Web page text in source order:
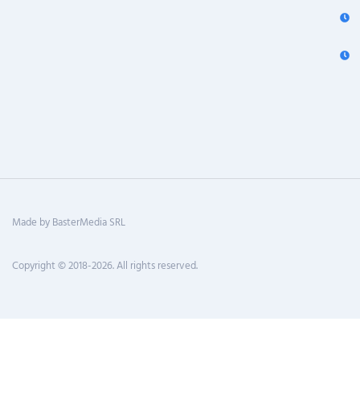
Made by BasterMedia SRL
Copyright © 2018-2026. All rights reserved.